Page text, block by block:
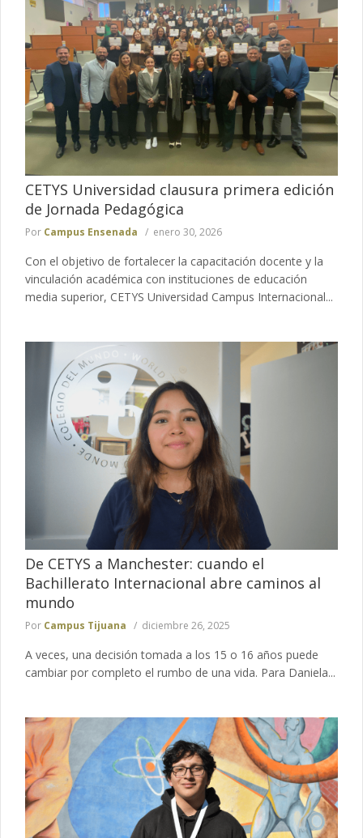
CETYS Universidad clausura primera edición
de Jornada Pedagógica
Por Campus Ensenada enero 30, 2026
Con el objetivo de fortalecer la capacitación docente y la
vinculación académica con instituciones de educación
media superior, CETYS Universidad Campus Internacional...
De CETYS a Manchester: cuando el
Bachillerato Internacional abre caminos al
mundo
Por Campus Tijuana diciembre 26, 2025
A veces, una decisión tomada a los 15 o 16 años puede
cambiar por completo el rumbo de una vida. Para Daniela...